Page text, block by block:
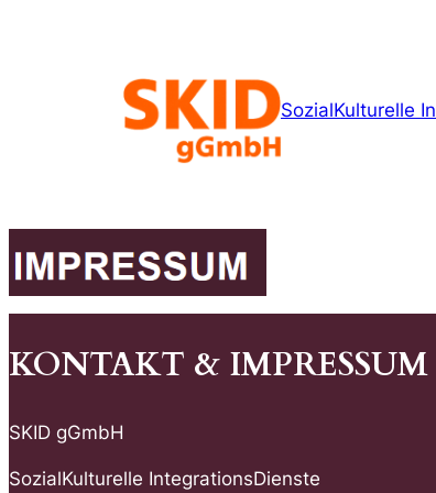
SozialKulturelle
KONTAKT & IMPRESSUM
SKID gGmbH
SozialKulturelle IntegrationsDienste